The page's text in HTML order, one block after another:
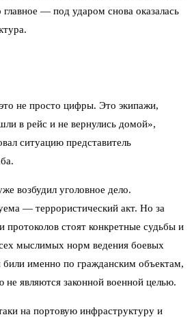
— под ударом снова оказалась
не просто цифры. Это экипажи,
в рейс и не вернулись домой»,
ситуацию представитель
возбудил уголовное дело.
— террористический акт. Но за
стоят конкретные судьбы и
мыслимых норм ведения боевых
били именно по гражданским объектам,
не являются законной военной целью.
на портовую инфраструктуру и